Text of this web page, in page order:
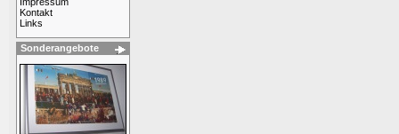
Kontakt
Links
Sonderangebote